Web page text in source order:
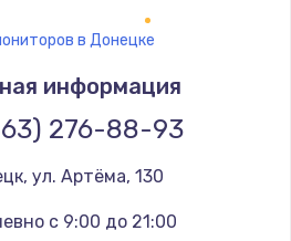
элемента
Заказать
в Донецке
информация
276-88-93
, ул. Артёма, 130
с 9:00 до 21:00